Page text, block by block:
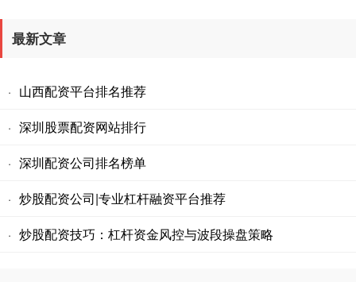
最新文章
· 山西配资平台排名推荐
· 深圳股票配资网站排行
· 深圳配资公司排名榜单
· 炒股配资公司|专业杠杆融资平台推荐
· 炒股配资技巧：杠杆资金风控与波段操盘策略